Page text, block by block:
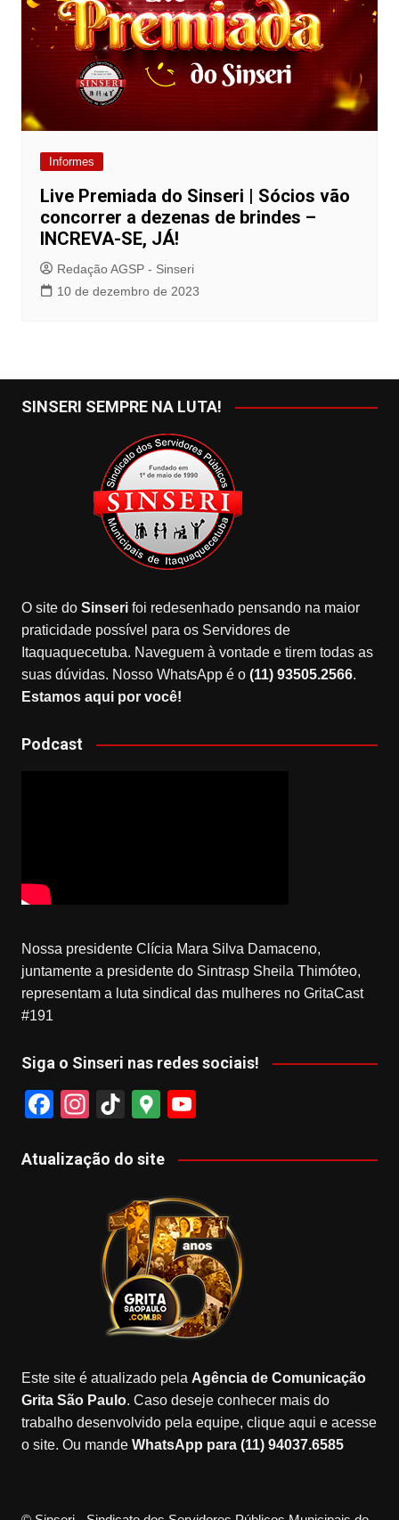
Informes
Live Premiada do Sinseri | Sócios vão
concorrer a dezenas de brindes –
INCREVA-SE, JÁ!
Redação AGSP - Sinseri
10 de dezembro de 2023
SINSERI SEMPRE NA LUTA!
O site do Sinserifoi redesenhado pensando na maior
praticidade possível para os Servidores de
Itaquaquecetuba. Naveguem à vontade e tirem todas as
suas dúvidas. Nosso WhatsApp é o (11) 93505.2566.
Estamos aqui por você!
Podcast
Nossa presidente Clícia Mara Silva Damaceno,
juntamente a presidente do Sintrasp Sheila Thimóteo,
representam a luta sindical das mulheres no GritaCast
#191
Siga o Sinseri nas redes sociais!
F
c
In
a
m
Ti
T
k
G
o
gl
e
M
a
p
s
u
u
b
e
Atualização do site
Este site é atualizado pela Agência de Comunicação
Grita São Paulo. Caso deseje conhecer mais do
trabalho desenvolvido pela equipe, clique aqui e acesse
o site. Ou mande WhatsApp para (11) 94037.6585